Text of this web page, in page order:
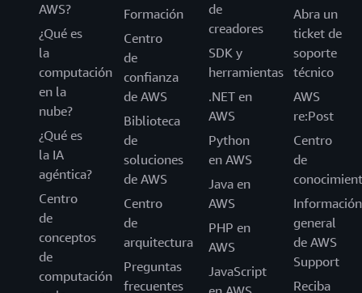
AWS?
¿Qué es
la
computación
en la
nube?
¿Qué es
la IA
agéntica?
Centro
de
conceptos
de
computación
Formación
Centro
de
confianza
de AWS
Biblioteca
de
soluciones
de AWS
Centro
de
arquitectura
Preguntas
frecuentes
de
creadores
SDK y
herramientas
.NET en
AWS
Python
en AWS
Java en
AWS
PHP en
AWS
JavaScript
Abra un
ticket de
soporte
técnico
AWS
re:Post
Centro
de
Información
general
de AWS
Support
Reciba